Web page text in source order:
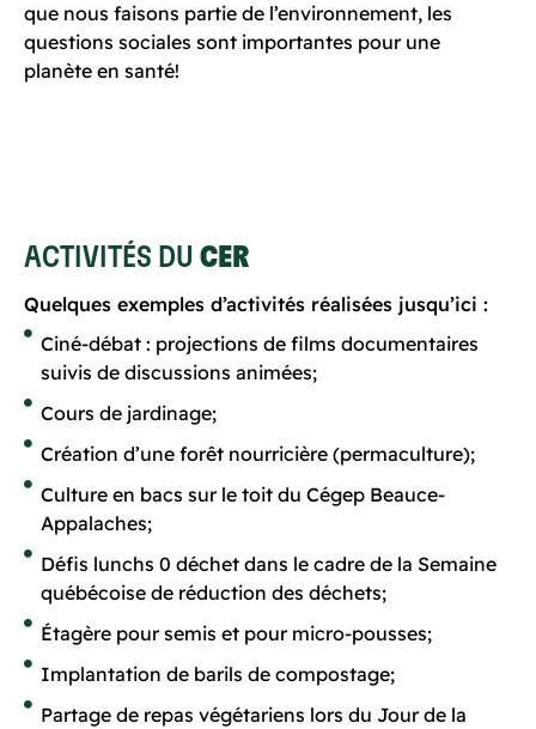
que nous faisons partie de l’environnement, les
questions sociales sont importantes pour une
planète en santé!
ACTIVITÉS DU CER
Quelques exemples d’activités réalisées jusqu’ici :
Ciné-débat : projections de films documentaires
suivis de discussions animées;
Cours de jardinage;
Création d’une forêt nourricière (permaculture);
Culture en bacs sur le toit du Cégep Beauce-
Appalaches;
Défis lunchs 0 déchet dans le cadre de la Semaine
québécoise de réduction des déchets;
Étagère pour semis et pour micro-pousses;
Implantation de barils de compostage;
Partage de repas végétariens lors du Jour de la